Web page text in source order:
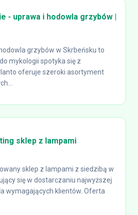
- uprawa i hodowla grzybów |
grzybów w Skrbeńsku to
mykologii spotyka się z
oferuje szeroki asortyment
sklep z lampami
sklep z lampami z siedzibą w
się w dostarczaniu najwyższej
wymagających klientów. Oferta